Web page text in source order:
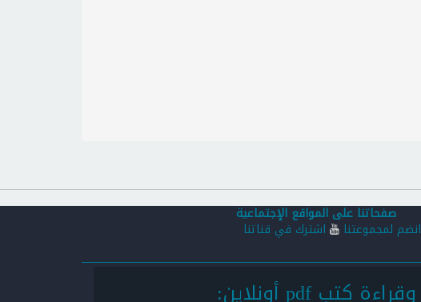
صفحاتنا على المواقع الإجتماعية
انضم لمجموعتنا اشترك في قناتنا